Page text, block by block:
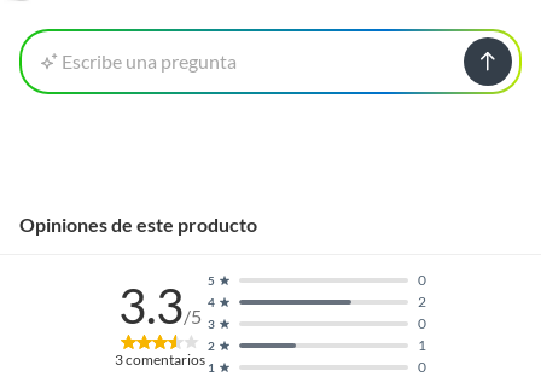
Escribe una pregunta
Opiniones de este producto
3.3/5
3comentarios 1 0
2 1
3 0
4 2
5 0